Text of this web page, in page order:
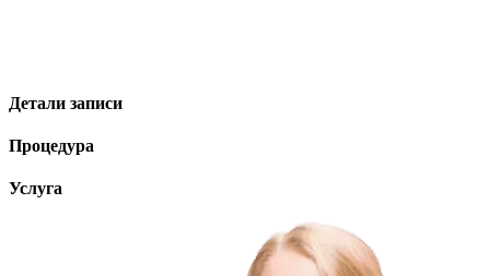
Детали записи
Процедура
Услуга